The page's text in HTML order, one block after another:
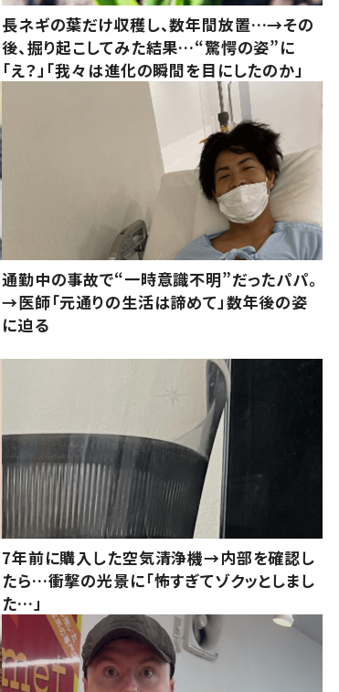
長ネギの葉だけ収穫し、数年間放置…→その
後、掘り起こしてみた結果…“驚愕の姿”に
「え？」「我々は進化の瞬間を目にしたのか」
通勤中の事故で“一時意識不明”だったパパ。
→医師「元通りの生活は諦めて」数年後の姿
に迫る
7年前に購入した空気清浄機→内部を確認し
たら…衝撃の光景に「怖すぎてゾクッとしまし
た…」